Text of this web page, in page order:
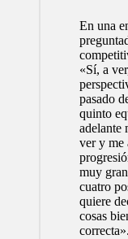
En una
«Sí, a
pasado
quinto
adelante
ver y me
muy
cuatro
quiere
cosas
correcta».